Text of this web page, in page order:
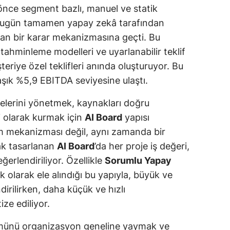
segment bazlı, manuel ve statik
tamamen yapay zekâ tarafından
bir karar mekanizmasına geçti. Bu
modelleri ve uyarlanabilir teklif
özel teklifleri anında oluşturuyor. Bu
%5,9 EBITDA seviyesine ulaştı.
yönetmek, kaynakları doğru
kurmak için AI Board yapısı
değil, aynı zamanda bir
tasarlanan AI Board’da her proje iş değeri,
Özellikle Sorumlu Yapay
ele alındığı bu yapıyla, büyük ve
daha küçük ve hızlı
ediliyor.
organizasyon geneline yaymak ve